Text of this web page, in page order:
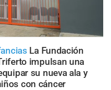
La Fundación
impulsan una
su nueva ala y
con cáncer